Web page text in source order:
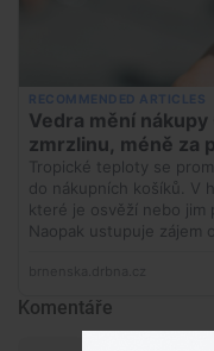
Komentáře